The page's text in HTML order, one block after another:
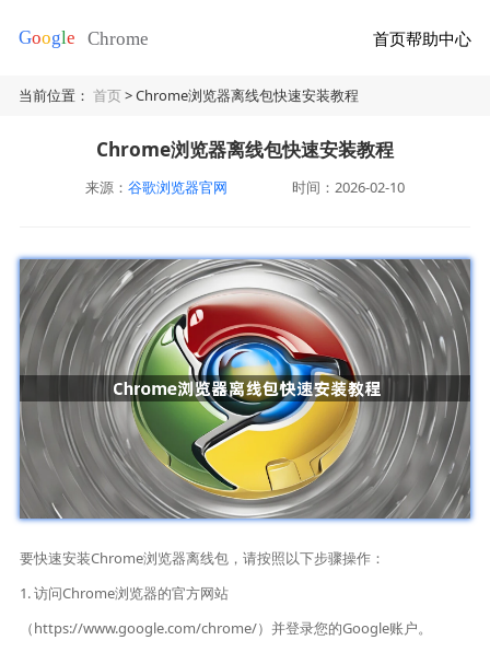
首页帮助中心
当前位置：首页> Chrome浏览器离线包快速安装教程
Chrome浏览器离线包快速安装教程
来源： 谷歌浏览器官网 时间：2026-02-10
要快速安装Chrome浏览器离线包，请按照以下步骤操作：
1. 访问Chrome浏览器的官方网站
（https://www.google.com/chrome/）并登录您的Google账户。